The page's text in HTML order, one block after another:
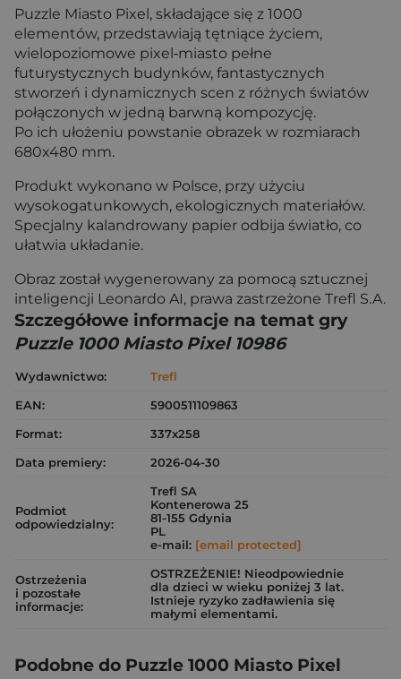
Puzzle Miasto Pixel, składające się z 1000
elementów, przedstawiają tętniące życiem,
wielopoziomowe pixel‑miasto pełne
futurystycznych budynków, fantastycznych
stworzeń i dynamicznych scen z różnych światów
połączonych w jedną barwną kompozycję.
Po ich ułożeniu powstanie obrazek w rozmiarach
680x480 mm.
Produkt wykonano w Polsce, przy użyciu
wysokogatunkowych, ekologicznych materiałów.
Specjalny kalandrowany papier odbija światło, co
ułatwia układanie.
Obraz został wygenerowany za pomocą sztucznej
inteligencji Leonardo AI, prawa zastrzeżone Trefl S.A.
Szczegółowe informacje na temat gry
Puzzle 1000 Miasto Pixel 10986
Wydawnictwo:
Trefl
EAN:
5900511109863
Format:
337x258
Data premiery:
2026-04-30
Podmiot
odpowiedzialny:
Trefl SA
Kontenerowa 25
81-155 Gdynia
PL
e-mail: [email protected]
Ostrzeżenia
i pozostałe
informacje:
OSTRZEŻENIE! Nieodpowiednie
dla dzieci w wieku poniżej 3 lat.
Istnieje ryzyko zadławienia się
małymi elementami.
Podobne do Puzzle 1000 Miasto Pixel